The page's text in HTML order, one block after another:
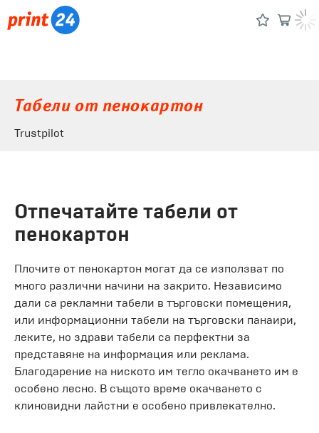
Табели от пенокартон
Trustpilot
Отпечатайте табели от
пенокартон
Плочите от пенокартон могат да се използват по
много различни начини на закрито. Независимо
дали са рекламни табели в търговски помещения,
или информационни табели на търговски панаири,
леките, но здрави табели са перфектни за
представяне на информация или реклама.
Благодарение на ниското им тегло окачването им е
особено лесно. В същото време окачването с
клиновидни лайстни е особено привлекателно.